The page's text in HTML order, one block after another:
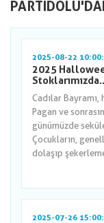
2025-08-22
2025
Cadılar
Pagan ve
günümüzde
Çocukların,
dolaşıp
2025-07-26